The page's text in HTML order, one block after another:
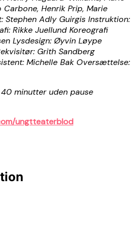
Henrik Prip, Marie
Stephen Adly Guirgis Instruktion:
Rikke Juellund Koreografi
Lysdesign: Øyvin Løype
Grith Sandberg
Michelle Bak Oversættelse:
40 minutter uden pause
ungtteaterblod